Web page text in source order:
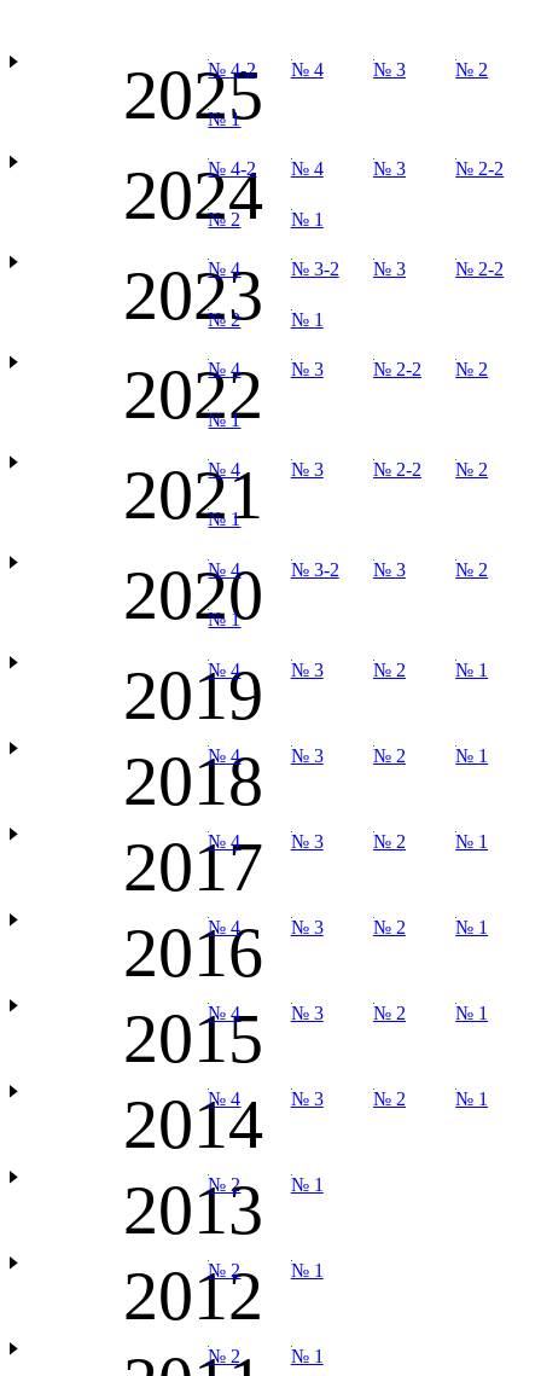
2025
№ 4-2 № 4 № 3 № 2
№ 1
2024
№ 4-2 № 4 № 3 № 2-2
№ 2 № 1
2023
№ 4 № 3-2 № 3 № 2-2
№ 2 № 1
2022
№ 4 № 3 № 2-2 № 2
№ 1
2021
№ 4 № 3 № 2-2 № 2
№ 1
2020
№ 4 № 3-2 № 3 № 2
№ 1
2019
№ 4 № 3 № 2 № 1
2018
№ 4 № 3 № 2 № 1
2017
№ 4 № 3 № 2 № 1
2016
№ 4 № 3 № 2 № 1
2015
№ 4 № 3 № 2 № 1
2014
№ 4 № 3 № 2 № 1
2013
№ 2 № 1
2012
№ 2 № 1
№ 2 № 1